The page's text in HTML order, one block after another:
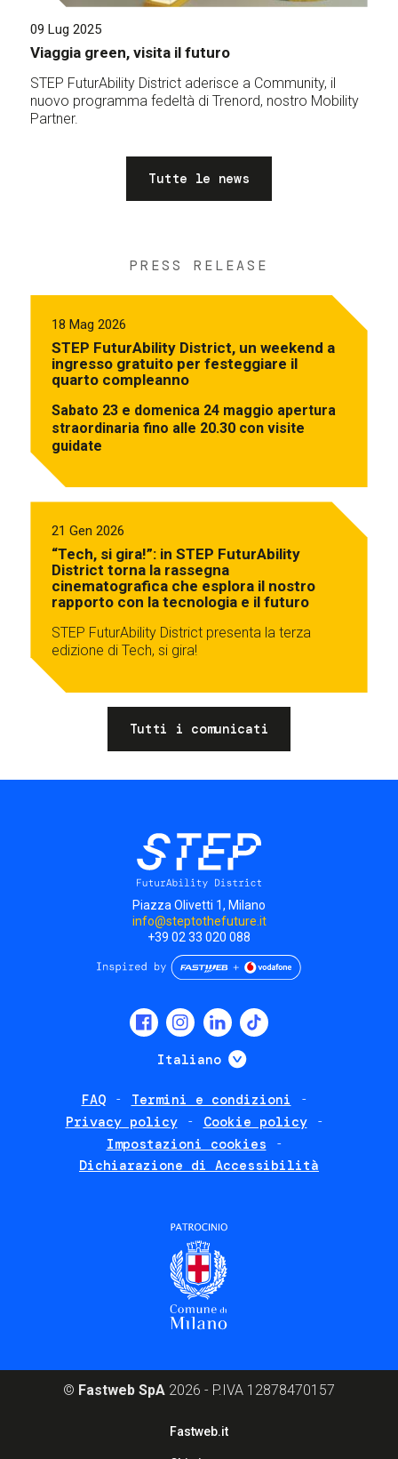
09 Lug 2025
Viaggia green, visita il futuro
STEP FuturAbility District aderisce a Community, il
nuovo programma fedeltà di Trenord, nostro Mobility
Partner.
Tutte le news
PRESS RELEASE
18 Mag 2026
STEP FuturAbility District, un weekend a
ingresso gratuito per festeggiare il
quarto compleanno
Sabato 23 e domenica 24 maggio apertura
straordinaria fino alle 20.30 con visite
guidate
21 Gen 2026
“Tech, si gira!”: in STEP FuturAbility
District torna la rassegna
cinematografica che esplora il nostro
rapporto con la tecnologia e il futuro
STEP FuturAbility District presenta la terza
edizione di Tech, si gira!
Tutti i comunicati
Piazza Olivetti 1, Milano
info@steptothefuture.it
+39 02 33 020 088
Italiano Mostra ulteriori
FAQ
Termini e condizioni
Privacy policy
Cookie policy
Impostazioni cookies
Dichiarazione di Accessibilità
© Fastweb SpA 2026 - P.IVA 12878470157
Fastweb.it